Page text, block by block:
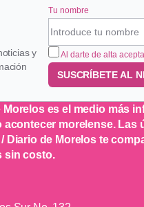
y
Tu nombre
Al darte de alta
SUSCRÍBETE AL
Morelos es el medio más
acontecer morelense. Las
/ Diario de Morelos te
sin costo.